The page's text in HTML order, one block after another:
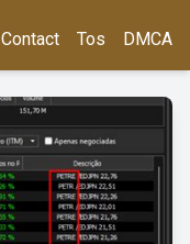
Contact Tos DMCA